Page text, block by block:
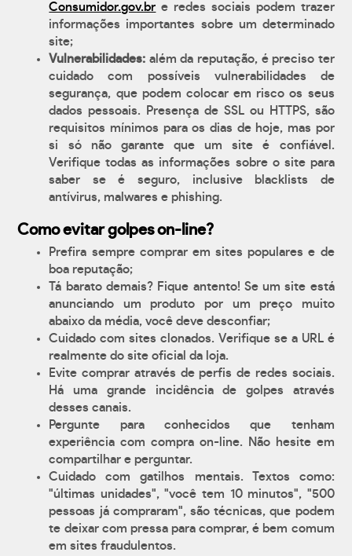
Consumidor.gov.br e redes sociais podem trazer
informações importantes sobre um determinado
site;
Vulnerabilidades: além da reputação, é preciso ter
cuidado com possíveis vulnerabilidades de
segurança, que podem colocar em risco os seus
dados pessoais. Presença de SSL ou HTTPS, são
requisitos mínimos para os dias de hoje, mas por
si só não garante que um site é confiável.
Verifique todas as informações sobre o site para
saber se é seguro, inclusive blacklists de
antívirus, malwares e phishing.
Como evitar golpes on-line?
Prefira sempre comprar em sites populares e de
boa reputação;
Tá barato demais? Fique antento! Se um site está
anunciando um produto por um preço muito
abaixo da média, você deve desconfiar;
Cuidado com sites clonados. Verifique se a URL é
realmente do site oficial da loja.
Evite comprar através de perfis de redes sociais.
Há uma grande incidência de golpes através
desses canais.
Pergunte para conhecidos que tenham
experiência com compra on-line. Não hesite em
compartilhar e perguntar.
Cuidado com gatilhos mentais. Textos como:
"últimas unidades", "você tem 10 minutos", "500
pessoas já compraram", são técnicas, que podem
te deixar com pressa para comprar, é bem comum
em sites fraudulentos.